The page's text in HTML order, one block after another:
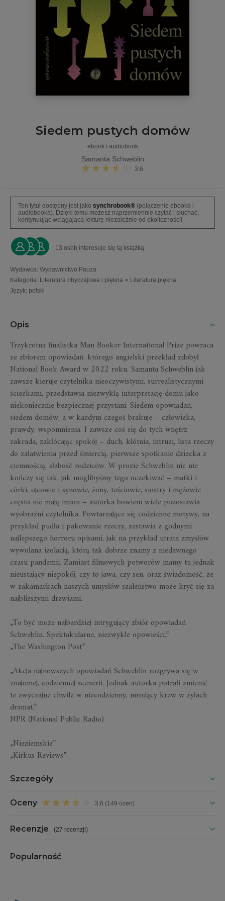
Siedem pustych domów
ebook i audiobook
Samanta Schweblin
3,6
Ten tytuł dostępny jest jako synchrobook® (połączenie ebooka i
audiobooka). Dzięki temu możesz naprzemiennie czytać i słuchać,
kontynuując wciągającą lekturę niezależnie od okoliczności!
13 osób interesuje się tą książką
Wydawca: Wydawnictwo Pauza
Kategoria: Literatura obyczajowa i piękna • Literatura piękna
Język: polski
Opis
Trzykrotna finalistka Man Booker International Prize powraca
ze zbiorem opowiadań, którego angielski przekład zdobył
National Book Award w 2022 roku. Samanta Schweblin jak
zawsze kieruje czytelnika nieoczywistymi, surrealistycznymi
ścieżkami, przedstawia niezwykłą interpretację domu jako
niekoniecznie bezpiecznej przystani. Siedem opowiadań,
siedem domów, a w każdym czegoś brakuje – człowieka,
prawdy, wspomnienia. I zawsze coś się do tych wnętrz
zakrada, zakłócając spokój – duch, kłótnia, intruzi, lista rzeczy
do załatwienia przed śmiercią, pierwsze spotkanie dziecka z
ciemnością, słabość rodziców. W prozie Schweblin nic nie
kończy się tak, jak moglibyśmy tego oczekiwać – matki i
córki, ojcowie i synowie, żony, teściowie, siostry i mężowie
często nie mają imion – autorka bowiem wiele pozostawia
wyobraźni czytelnika. Powtarzające się codzienne motywy, na
przykład pudła i pakowanie rzeczy, zestawia z godnymi
najlepszego horroru opisami, jak na przykład utrata zmysłów
wywołana izolacją, którą tak dobrze znamy z niedawnego
czasu pandemii. Zamiast filmowych potworów mamy tu jednak
nieustający niepokój, czy to jawa, czy sen, oraz świadomość, że
w zakamarkach naszych umysłów szaleństwo może kryć się za
najbliższymi drzwiami.
„To być może najbardziej intrygujący zbiór opowiadań
Schweblin. Spektakularne, niezwykłe opowieści.”
„The Washington Post”
„Akcja najnowszych opowiadań Schweblin rozgrywa się w
znajomej, codziennej scenerii. Jednak autorka potrafi zmienić
te zwyczajne chwile w niecodzienny, mrożący krew w żyłach
dramat.”
NPR (National Public Radio)
„Nieziemskie”
„Kirkus Reviews”
Szczegóły
Oceny 3,6 (149 ocen)
Recenzje (27 recenzji)
Popularność